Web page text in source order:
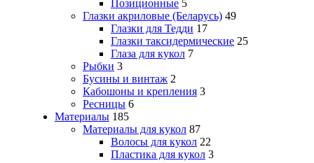
Позиционные 5
Глазки акриловые (Беларусь) 49
Глазки для Тедди 17
Глазки таксидермические 25
Глаза для кукол 7
Рыбки 3
Бусины и винтаж 2
Кабошоны и крепления 3
Ресницы 6
Материалы 185
Материалы для кукол 87
Волосы для кукол 22
Пластика для кукол 3